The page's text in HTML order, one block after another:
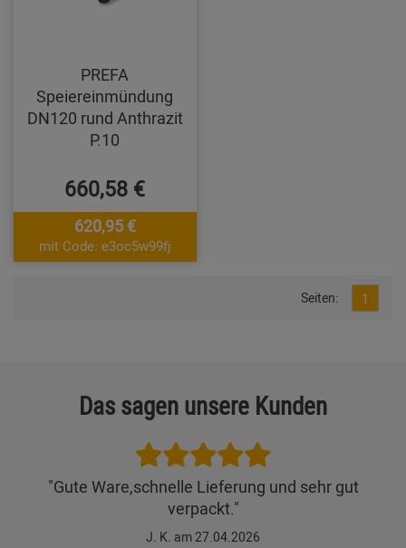
PREFA
Speiereinmündung
DN120 rund Anthrazit
P.10
660,58 €
620,95 €
mit Code: e3oc5w99fj
Seiten: 1
Das sagen unsere Kunden
"Gute Ware,schnelle Lieferung und sehr gut
verpackt."
J. K. am 27.04.2026